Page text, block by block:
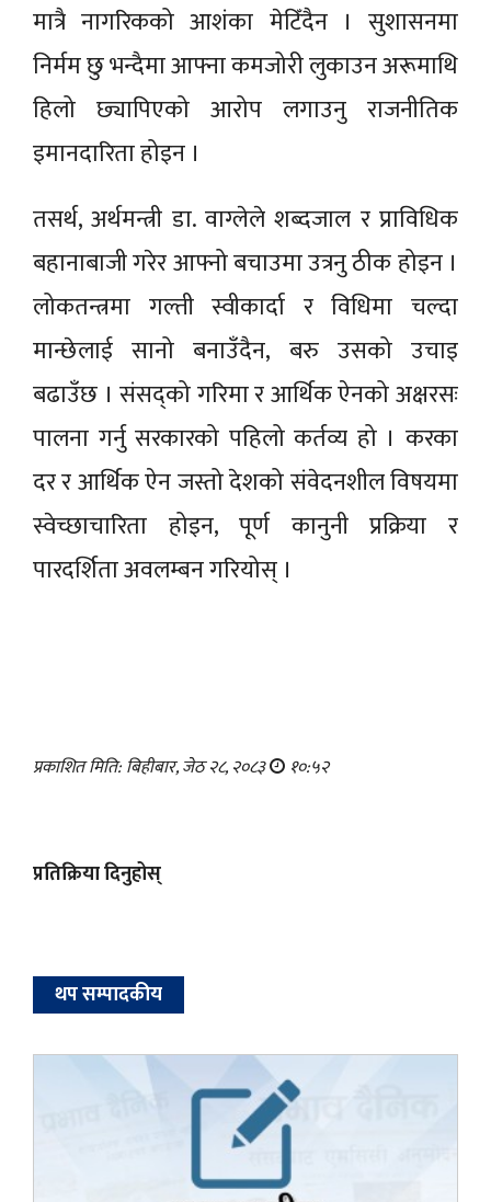
मात्रै नागरिकको आशंका मेटिँदैन । सुशासनमा
निर्मम छु भन्दैमा आफ्ना कमजोरी लुकाउन अरूमाथि
हिलो छ्यापिएको आरोप लगाउनु राजनीतिक
इमानदारिता होइन ।
तसर्थ, अर्थमन्त्री डा. वाग्लेले शब्दजाल र प्राविधिक
बहानाबाजी गरेर आफ्नो बचाउमा उत्रनु ठीक होइन ।
लोकतन्त्रमा गल्ती स्वीकार्दा र विधिमा चल्दा
मान्छेलाई सानो बनाउँदैन, बरु उसको उचाइ
बढाउँछ । संसद्को गरिमा र आर्थिक ऐनको अक्षरसः
पालना गर्नु सरकारको पहिलो कर्तव्य हो । करका
दर र आर्थिक ऐन जस्तो देशको संवेदनशील विषयमा
स्वेच्छाचारिता होइन, पूर्ण कानुनी प्रक्रिया र
पारदर्शिता अवलम्बन गरियोस् ।
प्रकाशित मिति: बिहीबार, जेठ २८, २०८३ १०:५२
प्रतिक्रिया दिनुहोस्
थप सम्पादकीय